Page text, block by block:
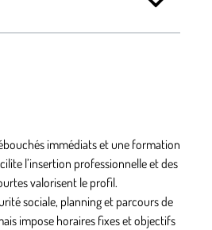
immédiats et une formation
l’insertion professionnelle et des
valorisent le profil.
sociale, planning et parcours de
impose horaires fixes et objectifs